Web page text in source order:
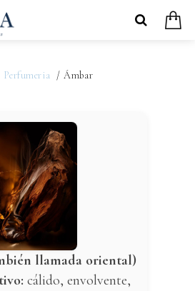
Perfumeria Ámbar
llamada oriental)
cálido, envolvente,